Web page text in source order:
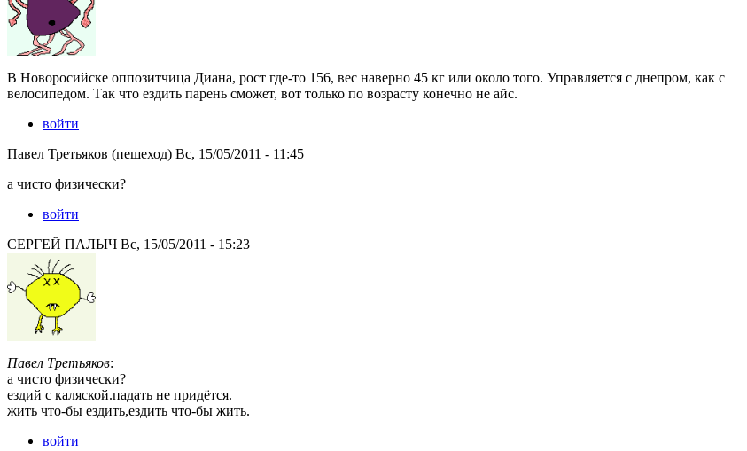
В Новоросийске оппозитчица Диана, рост где-то 156, вес наверно 45 кг или около того. Управляется с днепром, как с
велосипедом. Так что ездить парень сможет, вот только по возрасту конечно не айс.
войти
Павел Третьяков (пешеход) Вс, 15/05/2011 - 11:45
а чисто физически?
войти
СЕРГЕЙ ПАЛЫЧ Вс, 15/05/2011 - 15:23
Павел Третьяков:
а чисто физически?
ездий с каляской.падать не придётся.
жить что-бы ездить,ездить что-бы жить.
войти